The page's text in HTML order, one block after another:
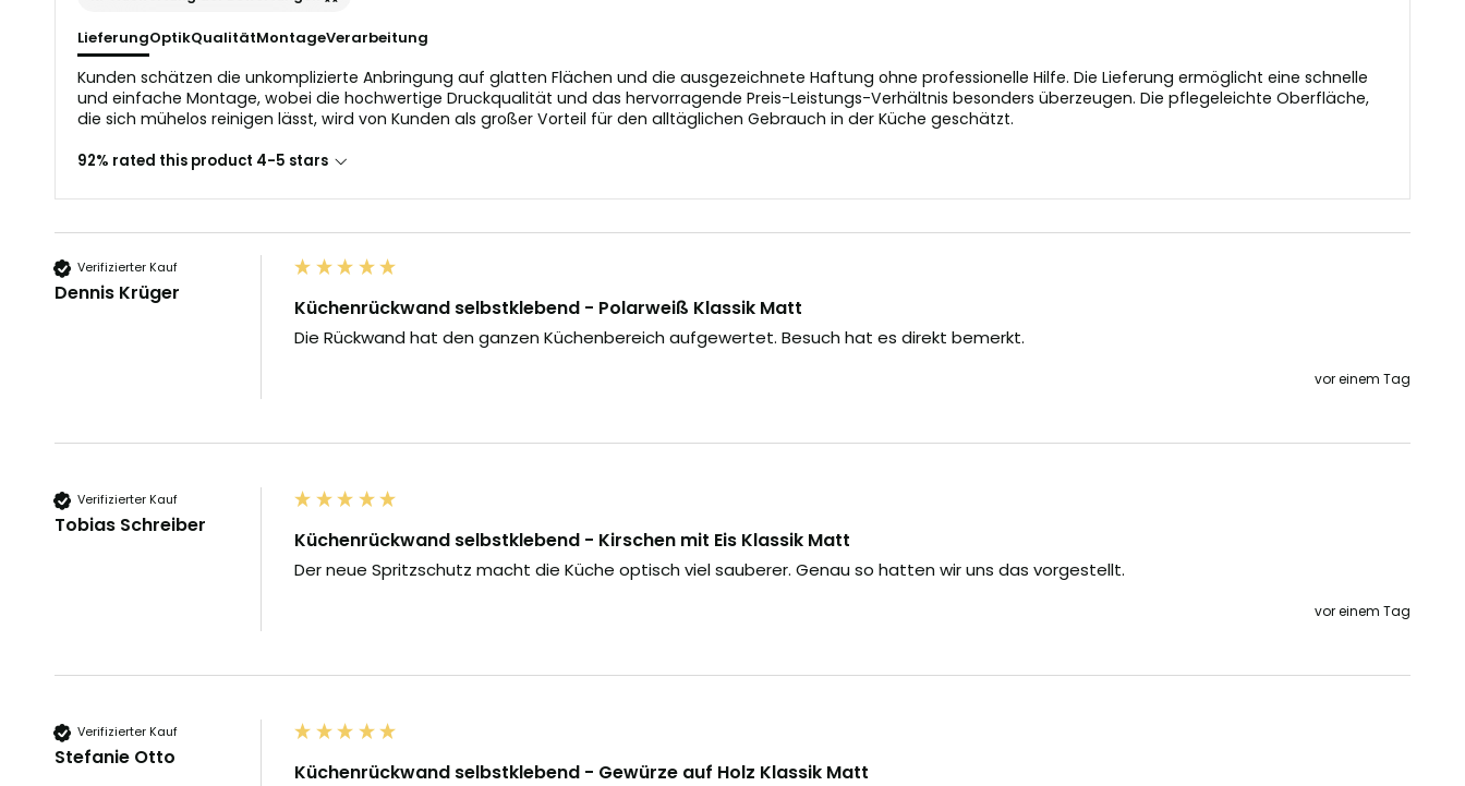
LieferungOptikQualitätMontageVerarbeitung
Kunden schätzen die unkomplizierte Anbringung auf glatten Flächen und die ausgezeichnete Haftung ohne professionelle Hilfe. Die Lieferung ermöglicht eine schnelle
und einfache Montage, wobei die hochwertige Druckqualität und das hervorragende Preis-Leistungs-Verhältnis besonders überzeugen. Die pflegeleichte Oberfläche,
die sich mühelos reinigen lässt, wird von Kunden als großer Vorteil für den alltäglichen Gebrauch in der Küche geschätzt.
92% rated this product 4-5 stars
Verifizierter Kauf
Dennis Krüger
Küchenrückwand selbstklebend - Polarweiß Klassik Matt
Die Rückwand hat den ganzen Küchenbereich aufgewertet. Besuch hat es direkt bemerkt.
vor einem Tag
Verifizierter Kauf
Tobias Schreiber
Küchenrückwand selbstklebend - Kirschen mit Eis Klassik Matt
Der neue Spritzschutz macht die Küche optisch viel sauberer. Genau so hatten wir uns das vorgestellt.
vor einem Tag
Verifizierter Kauf
Stefanie Otto
Küchenrückwand selbstklebend - Gewürze auf Holz Klassik Matt